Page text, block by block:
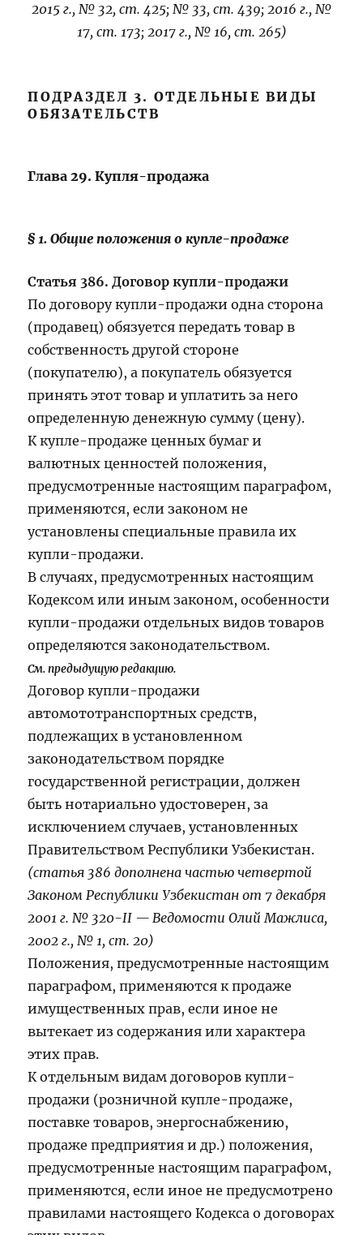
2015 г., № 32, ст. 425; № 33, ст. 439; 2016 г., №
17, ст. 173; 2017 г., № 16, ст. 265)
ПОДРАЗДЕЛ 3. ОТДЕЛЬНЫЕ ВИДЫ
ОБЯЗАТЕЛЬСТВ
Глава 29. Купля-продажа
§ 1. Общие положения о купле-продаже
Статья 386. Договор купли-продажи
По договору купли-продажи одна сторона
(продавец) обязуется передать товар в
собственность другой стороне
(покупателю), а покупатель обязуется
принять этот товар и уплатить за него
определенную денежную сумму (цену).
К купле-продаже ценных бумаг и
валютных ценностей положения,
предусмотренные настоящим параграфом,
применяются, если законом не
установлены специальные правила их
купли-продажи.
В случаях, предусмотренных настоящим
Кодексом или иным законом, особенности
купли-продажи отдельных видов товаров
определяются законодательством.
См. предыдущую редакцию.
Договор купли-продажи
автомототранспортных средств,
подлежащих в установленном
законодательством порядке
государственной регистрации, должен
быть нотариально удостоверен, за
исключением случаев, установленных
Правительством Республики Узбекистан.
(статья 386 дополнена частью четвертой
Законом Республики Узбекистан от 7 декабря
2001 г. № 320-II — Ведомости Олий Мажлиса,
2002 г., № 1, ст. 20)
Положения, предусмотренные настоящим
параграфом, применяются к продаже
имущественных прав, если иное не
вытекает из содержания или характера
этих прав.
К отдельным видам договоров купли-
продажи (розничной купле-продаже,
поставке товаров, энергоснабжению,
продаже предприятия и др.) положения,
предусмотренные настоящим параграфом,
применяются, если иное не предусмотрено
правилами настоящего Кодекса о договорах